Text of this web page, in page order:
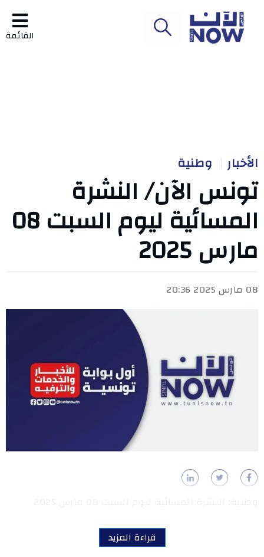
القائمة
الأخبار وطنية
تونس الآن/ النشرة
المسائية ليوم السبت 08
مارس 2025
08 مارس 2025 20:36
قراءة المزيد